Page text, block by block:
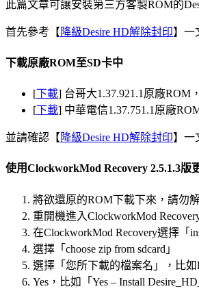
此篇文章可讓安裝第三方客製ROM的
首先參考【 降級Desire HD解除封印】一
下載原廠ROM至SD卡中
[下載] 台哥大1.37.921.1原廠ROM
[下載] 中華電信1.37.751.1原廠
並請確認【 降級Desire HD解除封印】一
使用ClockworkMod Recovery 2.5.1.3版
將欲還原的ROM下載下來，請勿
重開機進入ClockworkMod
在ClockworkMod Recovery選擇「
選擇「choose zip from sdcard」
選擇「您所下載的檔案名」，比如
Yes，比如「Yes – Install